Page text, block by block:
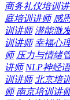
商务礼仪培训
庭培训讲师 感
训讲师 潜能激
训讲师 幸福心
师 压力与情绪
讲师 NLP神经
训讲师 北京培
师 南京培训讲